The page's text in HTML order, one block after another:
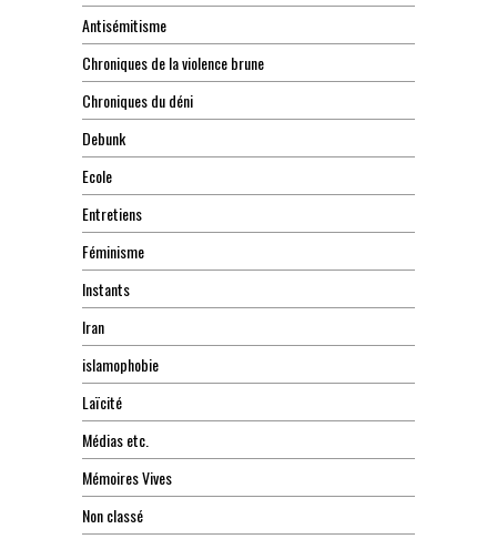
Antisémitisme
Chroniques de la violence brune
Chroniques du déni
Debunk
Ecole
Entretiens
Féminisme
Instants
Iran
islamophobie
Laïcité
Médias etc.
Mémoires Vives
Non classé